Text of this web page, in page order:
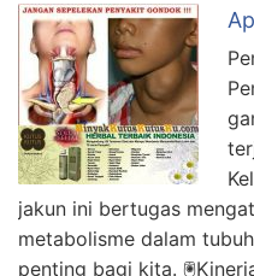
jakun ini bertugas
metabolisme dalam
penting bagi kita.